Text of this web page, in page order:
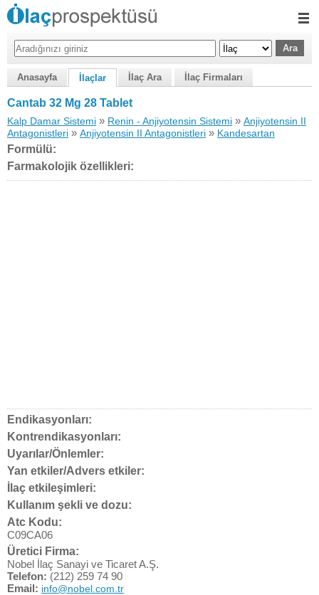
Anasayfa İlaçlar İlaç Ara İlaç Firmaları
Cantab 32 Mg 28 Tablet
Kalp Damar Sistemi » Renin - Anjiyotensin Sistemi » Anjiyotensin II
Antagonistleri » Anjiyotensin II Antagonistleri » Kandesartan
Formülü:
Farmakolojik özellikleri:
Endikasyonları:
Kontrendikasyonları:
Uyarılar/Önlemler:
Yan etkiler/Advers etkiler:
İlaç etkileşimleri:
Kullanım şekli ve dozu:
Atc Kodu:
C09CA06
Üretici Firma:
Nobel İlaç Sanayi ve Ticaret A.Ş.
Telefon: (212) 259 74 90
Email: info@nobel.com.tr